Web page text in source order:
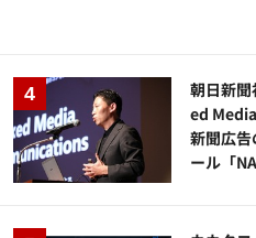
朝日新
ed
新聞広
ール「